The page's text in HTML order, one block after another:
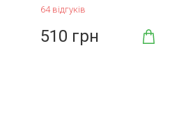
64 відгуків
510 грн